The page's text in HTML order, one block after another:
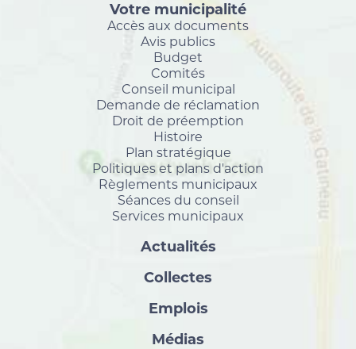
Votre municipalité
Accès aux documents
Avis publics
Budget
Comités
Conseil municipal
Demande de réclamation
Droit de préemption
Histoire
Plan stratégique
Politiques et plans d'action
Règlements municipaux
Séances du conseil
Services municipaux
Actualités
Collectes
Emplois
Médias